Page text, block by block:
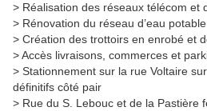
> Réalisation des réseaux télécom et
> Rénovation du réseau d’eau potable
> Création des trottoirs en enrobé et
> Accès livraisons, commerces et
> Stationnement sur la rue Voltaire
définitifs côté pair
> Rue du S. Lebouc et de la Pastière